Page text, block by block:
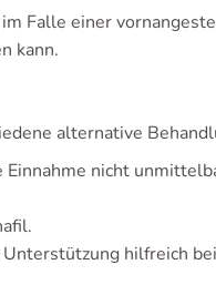
Falle einer
kann.
alternative
nicht
Unterstützung hilfreich